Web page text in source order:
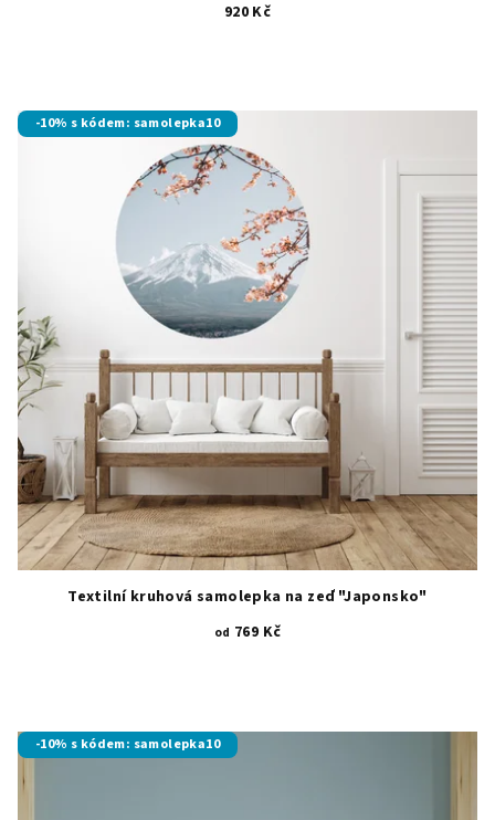
920 Kč
-10% s kódem: samolepka10
Textilní kruhová samolepka na zeď "Japonsko"
od 769 Kč
-10% s kódem: samolepka10